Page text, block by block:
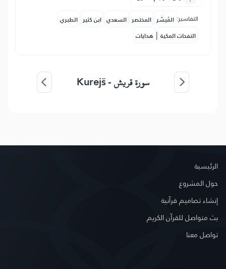
التفاسير: المُيسَّر المختصر السعدي ابن كثير الطبري
النفحات المكية | هدايات
سورة قريش -Kurejš
الرئيسية
حول المشروع
إنشاء تصاميم قرآنية
بث متواصل للقرآن الكريم
تواصل معنا